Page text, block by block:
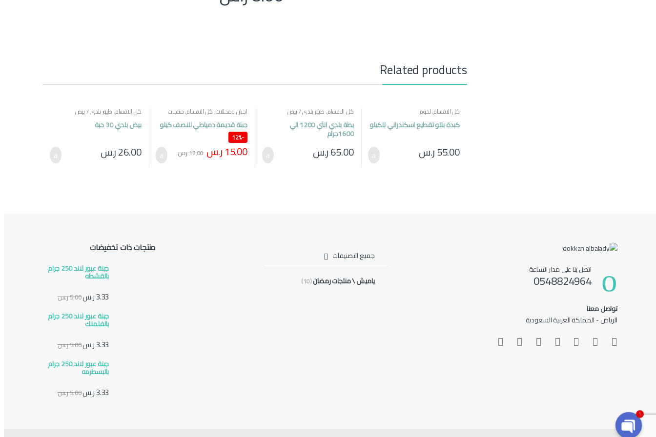
Related products
كل الاقسام,لحوم
كبدة بتلو تقطيع اسكندراني للكيلو
55.00ر.س
كل الاقسام,طيور بلدي / بيض
بطة بلدي انثي 1200 الي
1600جرام
65.00ر.س
اجبان ومخللات,كل الاقسام,منتجات
مصرية
جبنة قديمة دمياطي للنصف كيلو
-
12%
15.00ر.س 17.00ر.س
كل الاقسام,طيور بلدي / بيض
بيض بلدي 30 حبة
26.00ر.س
اتصل بنا على مدار الساعة
0548824964
تواصل معنا
الرياض - المملكة العربية السعودية
جميع التصنيفات
ياميش \ منتجات رمضان(10)
منتجات ذات تخفيضات
جبنة عبور لاند 250 جرام
بالقشطه
3.33ر.س5.00ر.س
جبنة عبور لاند 250 جرام
بالفلمنك
3.33ر.س5.00ر.س
جبنة عبور لاند 250 جرام
بالبسطرمه
3.33ر.س5.00ر.س
1